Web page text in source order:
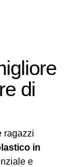
di
ragazzi
in
e